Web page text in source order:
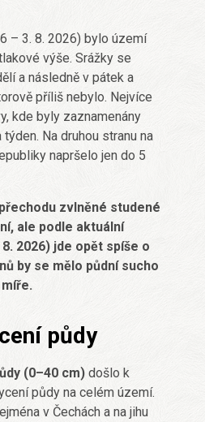
– 3. 8. 2026) bylo území
výše. Srážky se
a následně v pátek a
příliš nebylo. Nejvíce
kde byly zaznamenány
Na druhou stranu na
napršelo jen do 5
zvlněné studené
ale podle aktuální
2026) jde opět spíše o
by se mělo půdní sucho
půdy
(0–40 cm) došlo k
půdy na celém území.
v Čechách a na jihu